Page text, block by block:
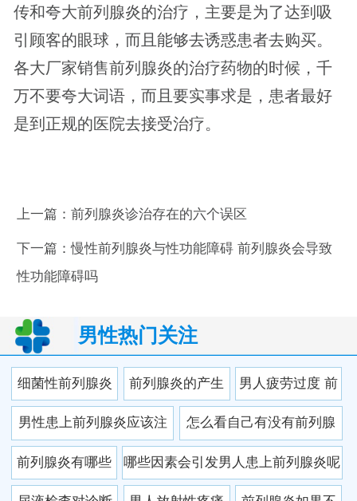
传和夸大前列腺炎的治疗，主要是为了达到吸
引顾客的眼球，而且能够去诱惑患者去购买。
各大厂家销售前列腺炎的治疗药物的时候，千
万不要夸大词语，而且要实事求是，患者最好
是到正规的医院去接受治疗。
上一篇： 前列腺炎诊治存在的六个误区
下一篇：慢性前列腺炎与性功能障碍 前列腺炎会导致
性功能障碍吗
男性热门关注
细菌性前列腺炎
的食疗策略
前列腺炎的产生
原因是什么?
男人疲劳过度 前
列腺炎悄悄找上
你
男性患上前列腺炎应该注
意什么呢
怎么看自己有没有前列腺
炎
前列腺炎有哪些
感染途径 学会按
哪些因素会引发男人患上前列腺炎呢